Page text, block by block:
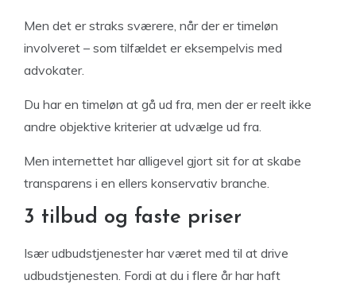
Men det er straks sværere, når der er timeløn
involveret – som tilfældet er eksempelvis med
advokater.
Du har en timeløn at gå ud fra, men der er reelt ikke
andre objektive kriterier at udvælge ud fra.
Men internettet har alligevel gjort sit for at skabe
transparens i en ellers konservativ branche.
3 tilbud og faste priser
Især udbudstjenester har været med til at drive
udbudstjenesten. Fordi at du i flere år har haft